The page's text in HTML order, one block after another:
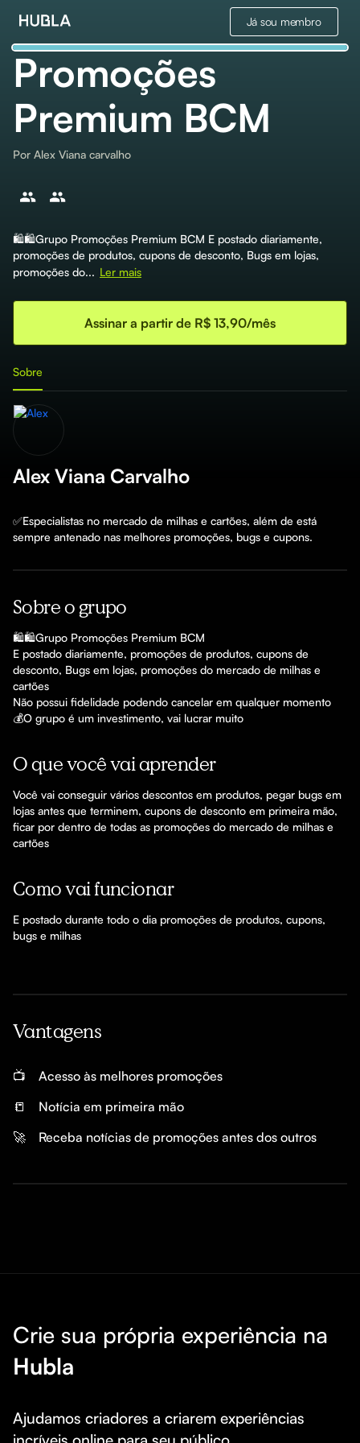
Já sou membro
Promoções
Premium BCM
Por Alex Viana carvalho
🛍🛍Grupo Promoções Premium BCM E postado diariamente,
promoções de produtos, cupons de desconto, Bugs em lojas,
promoções do... Ler mais
Assinar a partir de R$ 13,90/mês
Sobre
Alex Viana Carvalho
✅Especialistas no mercado de milhas e cartões, além de está
sempre antenado nas melhores promoções, bugs e cupons.
Sobre o grupo
🛍🛍Grupo Promoções Premium BCM
E postado diariamente, promoções de produtos, cupons de
desconto, Bugs em lojas, promoções do mercado de milhas e
cartões
Não possui fidelidade podendo cancelar em qualquer momento
O que você vai aprender
Você vai conseguir vários descontos em produtos, pegar bugs em
lojas antes que terminem, cupons de desconto em primeira mão,
ficar por dentro de todas as promoções do mercado de milhas e
cartões
Como vai funcionar
E postado durante todo o dia promoções de produtos, cupons,
bugs e milhas
Vantagens
📺
Acesso às melhores promoções
📒
Notícia em primeira mão
🚀
Receba notícias de promoções antes dos outros
Crie sua própria experiência na
Hubla
Ajudamos criadores a criarem experiências